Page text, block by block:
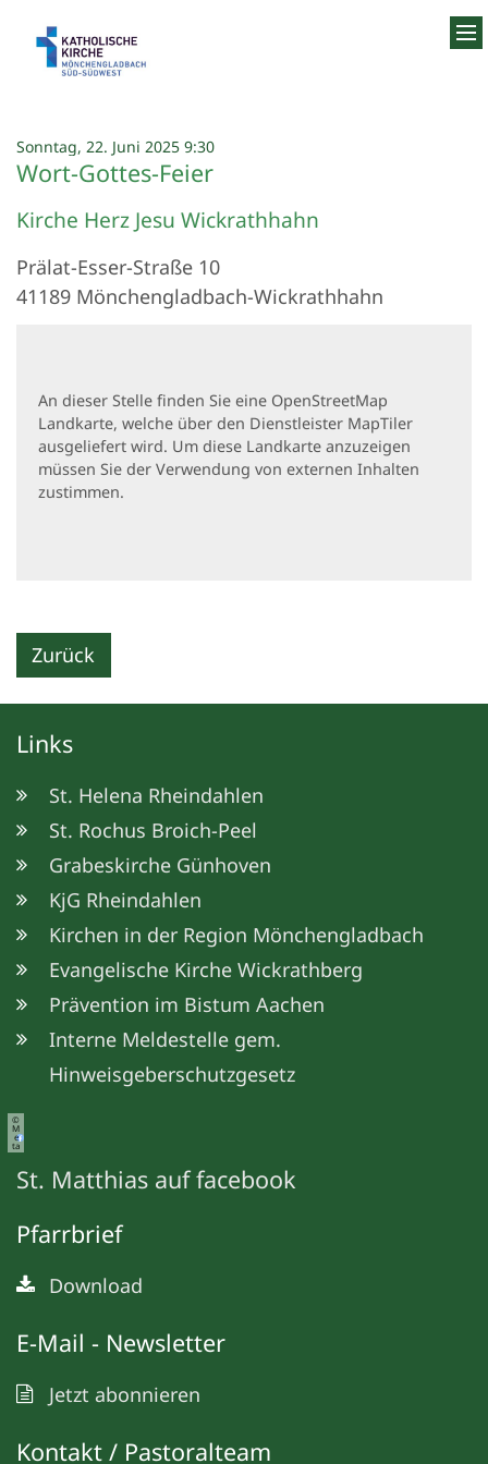
Sonntag, 22. Juni 2025 9:30:
Wort-Gottes-Feier
Kirche Herz Jesu Wickrathhahn
Prälat-Esser-Straße 10
41189 Mönchengladbach-Wickrathhahn
An dieser Stelle finden Sie eine OpenStreetMap
Landkarte, welche über den Dienstleister MapTiler
ausgeliefert wird. Um diese Landkarte anzuzeigen
müssen Sie der Verwendung von externen Inhalten
zustimmen.
Zurück
Links
St. Helena Rheindahlen
St. Rochus Broich-Peel
Grabeskirche Günhoven
KjG Rheindahlen
Kirchen in der Region Mönchengladbach
Evangelische Kirche Wickrathberg
Prävention im Bistum Aachen
Interne Meldestelle gem.
Hinweisgeberschutzgesetz
©
M
e
ta
St. Matthias auf facebook
Pfarrbrief
Download
E-Mail - Newsletter
Jetzt abonnieren
Kontakt / Pastoralteam